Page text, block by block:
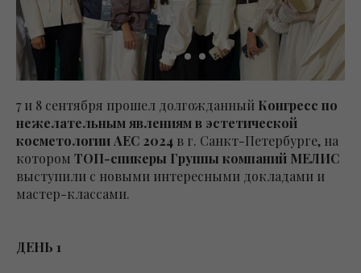
7 и 8 сентября прошел долгожданный Конгресс по
нежелательным явлениям в эстетической
косметологии AEC 2024 в г. Санкт-Петербурге, на
котором ТОП-спикеры Группы компаний МЕЛИС
выступили с новыми интересными докладами и
мастер-классами.
ДЕНЬ 1